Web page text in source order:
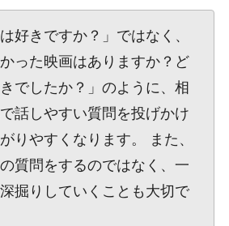
好きですか？」ではなく、
かった映画はありますか？ど
でしたか？」のように、相
話しやすい質問を投げかけ
りやすくなります。 また、
質問をするのではなく、一
掘りしていくことも大切で